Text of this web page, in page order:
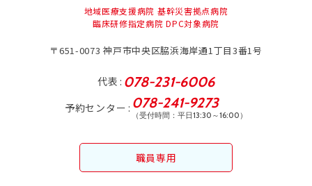
地域医療支援病院 基幹災害拠点病院
臨床研修指定病院 DPC対象病院
〒651-0073神戸市中央区脇浜海岸通1丁目3番1号
代表 078-231-6006
予約センター 078-241-9273
（受付時間：平日13:30～16:00）
職員専用